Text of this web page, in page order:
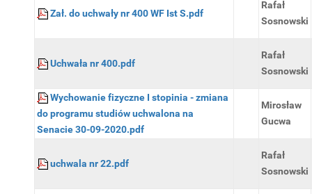
Zał. do uchwały nr 400 WF Ist S.pdf
Rafał
Sosnowski
Uchwała nr 400.pdf
Rafał
Sosnowski
Wychowanie fizyczne I stopinia - zmiana
do programu studiów uchwalona na
Senacie 30-09-2020.pdf
Mirosław
Gucwa
uchwala nr 22.pdf
Rafał
Sosnowski